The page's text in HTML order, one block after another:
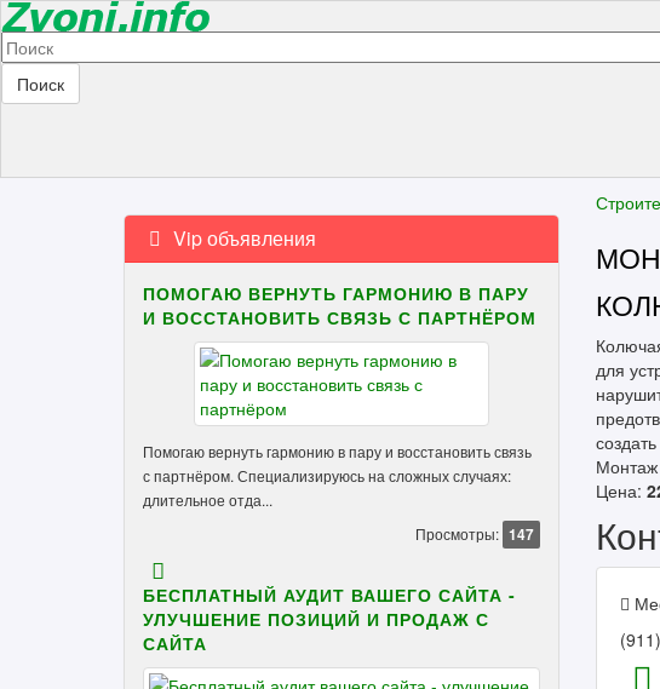
Поиск
для
Цена:
Vip объявления
ПОМОГАЮ ВЕРНУТЬ ГАРМОНИЮ В ПАРУ
И ВОССТАНОВИТЬ СВЯЗЬ С ПАРТНЁРОМ
Помогаю вернуть гармонию в пару и восстановить связь
с партнёром. Специализируюсь на сложных случаях:
длительное отда...
Просмотры: 147
БЕСПЛАТНЫЙ АУДИТ ВАШЕГО САЙТА -
УЛУЧШЕНИЕ ПОЗИЦИЙ И ПРОДАЖ С
САЙТА